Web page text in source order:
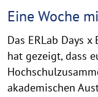
Eine Woche
Das ERLab Days
hat gezeigt, dass
akademischen